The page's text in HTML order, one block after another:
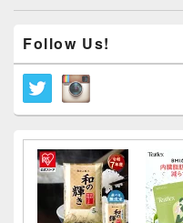
ゲ
ー
ョ
ン
イ
ン
サ
ド
Follow Us!